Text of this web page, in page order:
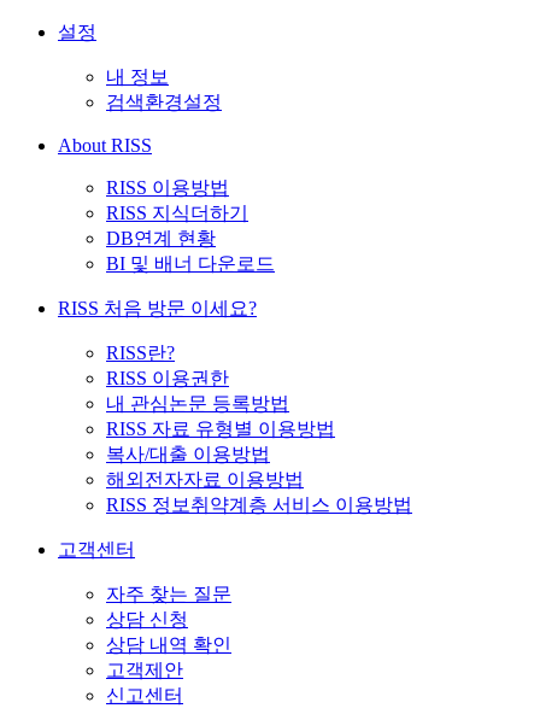
설정
내 정보
검색환경설정
About RISS
RISS 이용방법
RISS 지식더하기
DB연계 현황
BI 및 배너 다운로드
RISS 처음 방문 이세요?
RISS란?
RISS 이용권한
내 관심논문 등록방법
RISS 자료 유형별 이용방법
복사/대출 이용방법
해외전자자료 이용방법
RISS 정보취약계층 서비스 이용방법
고객센터
자주 찾는 질문
상담 신청
상담 내역 확인
고객제안
신고센터